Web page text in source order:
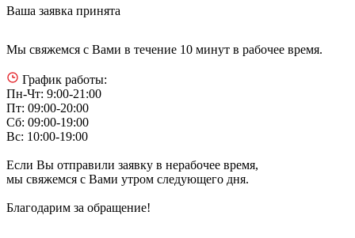
Ваша заявка принята
Мы свяжемся с Вами в течение 10 минут в рабочее время.
График работы:
Пн-Чт: 9:00-21:00
Пт: 09:00-20:00
Сб: 09:00-19:00
Вс: 10:00-19:00
Если Вы отправили заявку в нерабочее время,
мы свяжемся с Вами утром следующего дня.
Благодарим за обращение!